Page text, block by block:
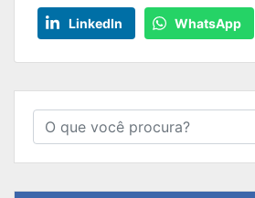
LinkedIn WhatsApp